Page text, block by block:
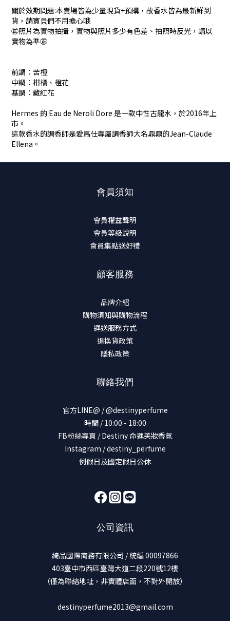
關於效期問題:本賣場皆為少量現貨+預購，故香水皆為最新鮮到
貨，請寶貝們不用擔心哦
㊣照片為實物拍攝，實物與照片多少有色差、拍照時反光，請以
實物為準㊣
前調：苦橙
中調：柑橘、橙花
基調：藏紅花
Hermes 的 Eau de Neroli Dore 是一款中性古龍水，於2016年上
市。
這款香水的調香師是愛馬仕專屬調香師大名鼎鼎的Jean-Claude
Ellena。
會員須知
會員權益聲明
會員等級說明
會員集點送好禮
顧客服務
品牌介紹
購物須知與購物流程
運送服務方式
退換貨政策
隱私政策
聯絡我們
官方LINE@ / @destinyperfume
時間 / 10:00 - 18:00
FB粉絲專頁 / Destiny 命運美妝香氛
Instagram / destiny_perfume
例假日及國定假日公休
公司資訊
綺品國際商務有限公司 / 統編 00097866
403臺中市西區臺灣大道二段220號12樓
（僅為聯絡地址，非實體店面，不對外開放）
destinyperfume2013@gmail.com